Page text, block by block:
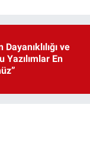
ve
Yazılımlar En